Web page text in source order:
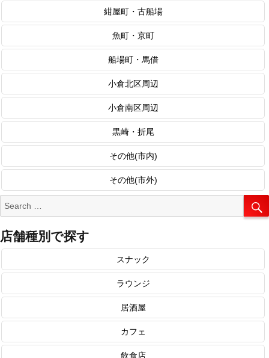
紺屋町・古船場
魚町・京町
船場町・馬借
小倉北区周辺
小倉南区周辺
黒崎・折尾
その他(市内)
その他(市外)
Search
for:
店舗種別で探す
スナック
ラウンジ
居酒屋
カフェ
飲食店